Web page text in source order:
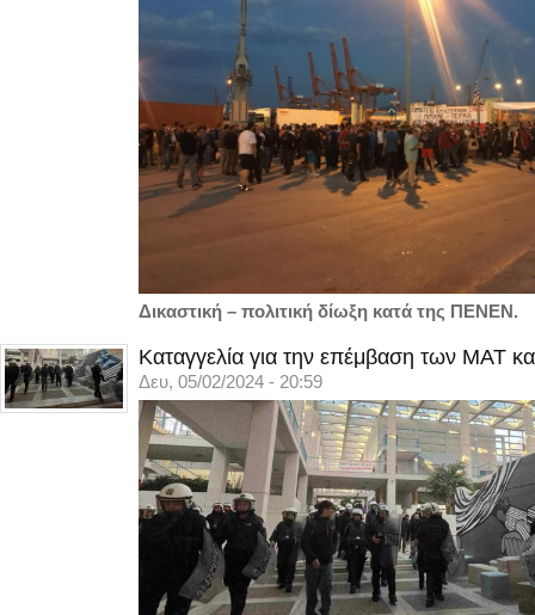
Δικαστική – πολιτική δίωξη κατά της ΠΕΝΕΝ.
Καταγγελία για την επέμβαση των ΜΑΤ
Δευ, 05/02/2024 - 20:59